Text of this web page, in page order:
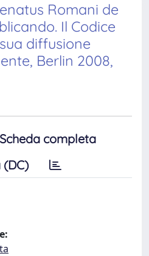
Romani de
Il Codice
diffusione
Berlin 2008,
Scheda completa